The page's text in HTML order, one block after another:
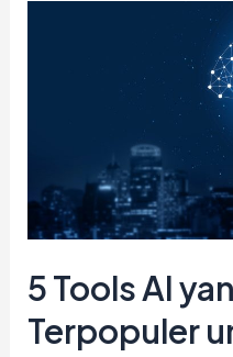
Efisien
5 Tools AI
Terpopuler